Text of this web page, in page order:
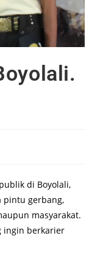
di Boyolali,
pintu gerbang,
masyarakat.
ingin berkarier